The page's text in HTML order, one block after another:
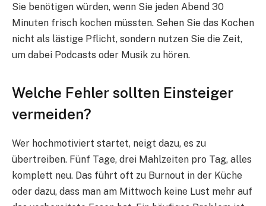
Sie benötigen würden, wenn Sie jeden Abend 30
Minuten frisch kochen müssten. Sehen Sie das Kochen
nicht als lästige Pflicht, sondern nutzen Sie die Zeit,
um dabei Podcasts oder Musik zu hören.
Welche Fehler sollten Einsteiger
vermeiden?
Wer hochmotiviert startet, neigt dazu, es zu
übertreiben. Fünf Tage, drei Mahlzeiten pro Tag, alles
komplett neu. Das führt oft zu Burnout in der Küche
oder dazu, dass man am Mittwoch keine Lust mehr auf